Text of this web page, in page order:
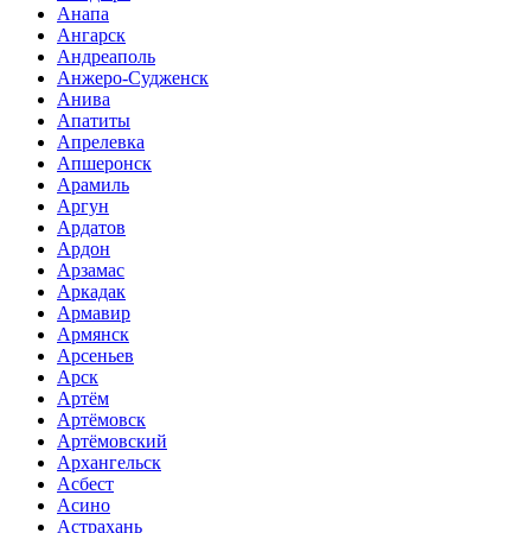
Анапа
Ангарск
Андреаполь
Анжеро-Судженск
Анива
Апатиты
Апрелевка
Апшеронск
Арамиль
Аргун
Ардатов
Ардон
Арзамас
Аркадак
Армавир
Армянск
Арсеньев
Арск
Артём
Артёмовск
Артёмовский
Архангельск
Асбест
Асино
Астрахань